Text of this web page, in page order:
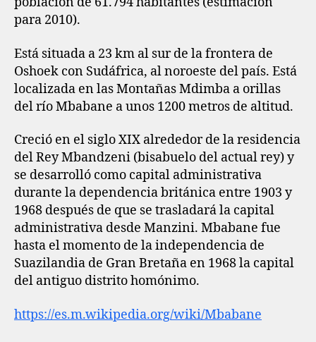
para 2010).
Está situada a 23 km al sur de la frontera de
Oshoek con Sudáfrica, al noroeste del país. Está
localizada en las Montañas Mdimba a orillas
del río Mbabane a unos 1200 metros de altitud.
Creció en el siglo XIX alrededor de la residencia
del Rey Mbandzeni (bisabuelo del actual rey) y
se desarrolló como capital administrativa
durante la dependencia británica entre 1903 y
1968 después de que se trasladará la capital
administrativa desde Manzini. Mbabane fue
hasta el momento de la independencia de
Suazilandia de Gran Bretaña en 1968 la capital
del antiguo distrito homónimo.
https://es.m.wikipedia.org/wiki/Mbabane